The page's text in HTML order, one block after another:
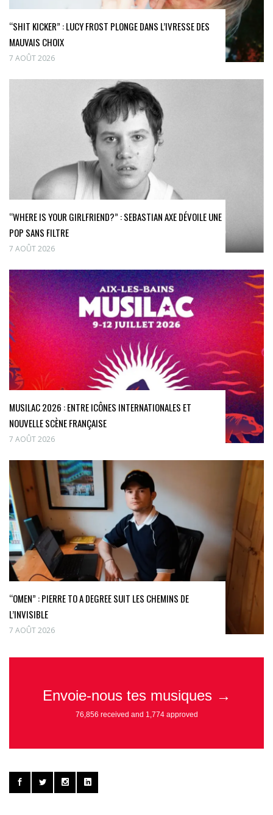
“SHIT KICKER” : LUCY FROST PLONGE DANS L’IVRESSE DES
MAUVAIS CHOIX
7 AOÛT 2026
“WHERE IS YOUR GIRLFRIEND?” : SEBASTIAN AXE DÉVOILE UNE
POP SANS FILTRE
7 AOÛT 2026
MUSILAC 2026 : ENTRE ICÔNES INTERNATIONALES ET
NOUVELLE SCÈNE FRANÇAISE
7 AOÛT 2026
“OMEN” : PIERRE TO A DEGREE SUIT LES CHEMINS DE
L’INVISIBLE
7 AOÛT 2026